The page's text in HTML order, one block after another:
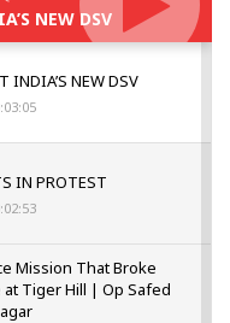
NEW DSV
INDIA’S NEW DSV
IN PROTEST
Mission That Broke
Tiger Hill | Op Safed